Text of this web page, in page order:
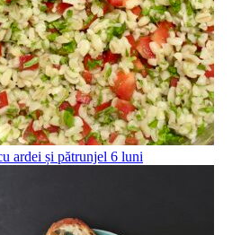
ardei și pătrunjel 6 luni